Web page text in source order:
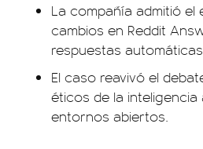
La compañía admitió
cambios en Reddit
respuestas
El caso reavivó el
éticos de la
entornos abiertos.